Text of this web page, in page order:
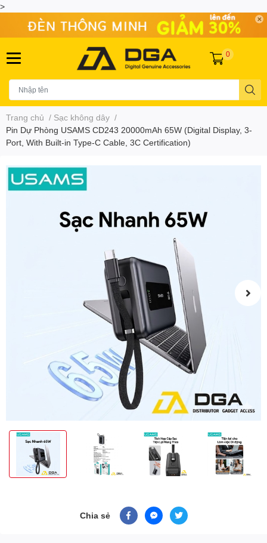
>
0
Trang chủ / Sạc không dây /
Pin Dự Phòng USAMS CD243 20000mAh 65W (Digital Display, 3-
Port, With Built-in Type-C Cable, 3C Certification)
Chia sẻ